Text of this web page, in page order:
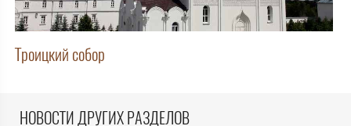
Троицкий собор
НОВОСТИ ДРУГИХ РАЗДЕЛОВ